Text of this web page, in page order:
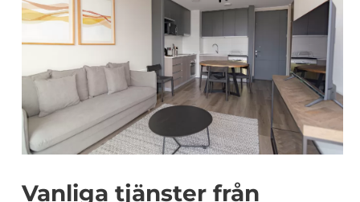
Vanliga tjänster från